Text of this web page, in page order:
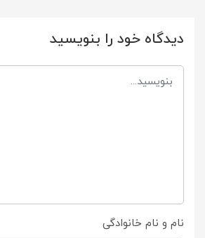
دیدگاه خود را بنویسید
نام و نام خانوادگی